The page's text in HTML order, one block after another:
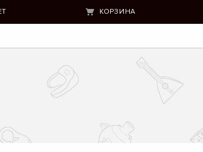
КОРЗИНА